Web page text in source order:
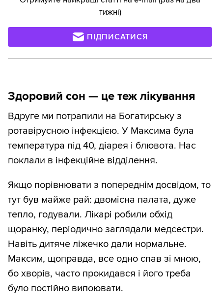
тижні)
ПІДПИСАТИСЯ
Здоровий сон — це теж лікування
Вдруге ми потрапили на Богатирську з
ротавірусною інфекцією. У Максима була
температура під 40, діарея і блювота. Нас
поклали в інфекційне відділення.
Якщо порівнювати з попереднім досвідом, то
тут був майже рай: двомісна палата, дуже
тепло, годували. Лікарі робили обхід
щоранку, періодично заглядали медсестри.
Навіть дитяче ліжечко дали нормальне.
Максим, щоправда, все одно спав зі мною,
бо хворів, часто прокидався і його треба
було постійно випоювати.